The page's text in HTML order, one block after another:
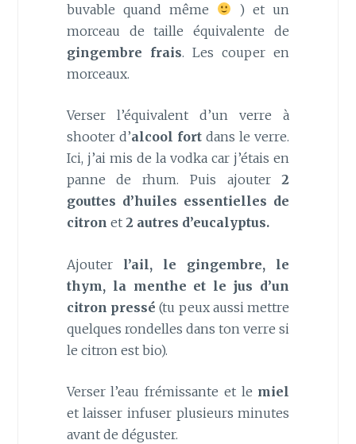
buvable quand même
) et un
morceau de taille équivalente de
gingembre frais. Les couper en
morceaux.
Verser l’équivalent d’un verre à
shooter d’alcool fortdans le verre.
Ici, j’ai mis de la vodka car j’étais en
panne de rhum. Puis ajouter2
gouttes d’huiles essentielles de
citron et 2 autres d’eucalyptus.
Ajouterl’ail, le gingembre, le
thym, la menthe et le jus d’un
citron pressé (tu peux aussi mettre
quelques rondelles dans ton verre si
le citron est bio).
Verser l’eau frémissante et le miel
et laisser infuser plusieurs minutes
avant de déguster.